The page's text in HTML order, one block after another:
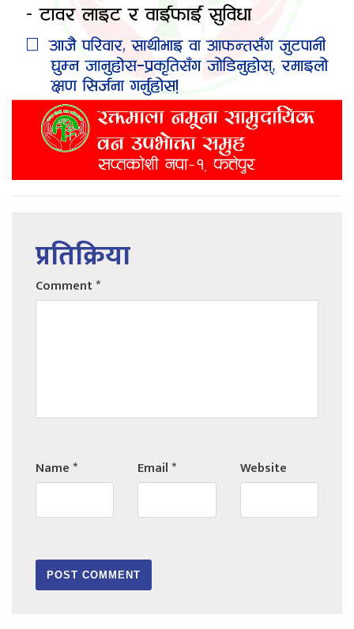
प्रतिक्रिया
Comment*
Name* Email* Website